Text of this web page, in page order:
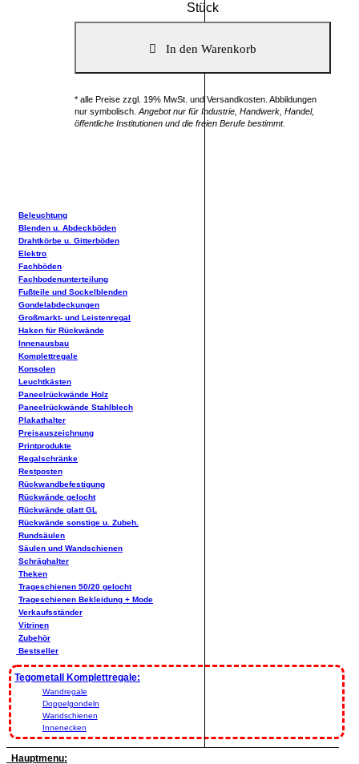
Stück
* alle Preise zzgl. 19% MwSt. und Versandkosten. Abbildungen
nur symbolisch. Angebot nur für Industrie, Handwerk, Handel,
öffentliche Institutionen und die freien Berufe bestimmt.
Beleuchtung
Blenden u. Abdeckböden
Drahtkörbe u. Gitterböden
Elektro
Fachböden
Fachbodenunterteilung
Fußteile und Sockelblenden
Gondelabdeckungen
Großmarkt- und Leistenregal
Haken für Rückwände
Innenausbau
Komplettregale
Konsolen
Leuchtkästen
Paneelrückwände Holz
Paneelrückwände Stahlblech
Plakathalter
Preisauszeichnung
Printprodukte
Regalschränke
Restposten
Rückwandbefestigung
Rückwände gelocht
Rückwände glatt GL
Rückwände sonstige u. Zubeh.
Rundsäulen
Säulen und Wandschienen
Schräghalter
Theken
Trageschienen 50/20 gelocht
Trageschienen Bekleidung + Mode
Verkaufsständer
Vitrinen
Zubehör
Bestseller
Tegometall Komplettregale:
Wandregale
Doppelgondeln
Wandschienen
Innenecken
Hauptmenu: